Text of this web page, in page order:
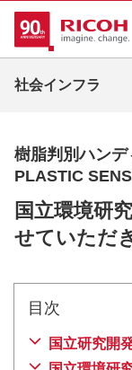
社会インフラ
樹脂判別ハン
PLASTIC
国立環境研
せていただ
目次
国立研究開